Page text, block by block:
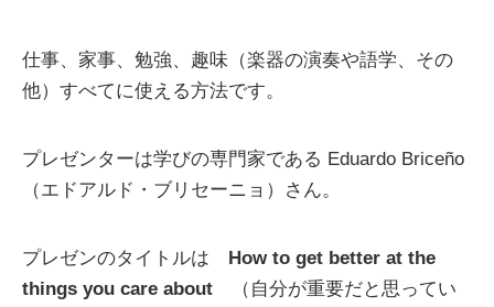
仕事、家事、勉強、趣味（楽器の演奏や語学、その
他）すべてに使える方法です。
プレゼンターは学びの専門家である Eduardo Briceño
（エドアルド・ブリセーニョ）さん。
プレゼンのタイトルは How to get better at the
things you care about （自分が重要だと思ってい